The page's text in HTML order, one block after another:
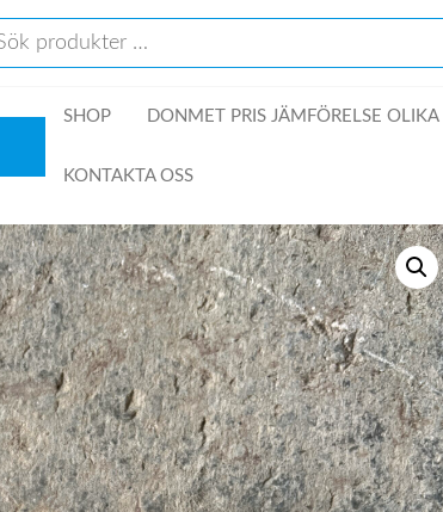
SHOP DONMET PRIS JÄMFÖRELSE OLIKA
KONTAKTA OSS